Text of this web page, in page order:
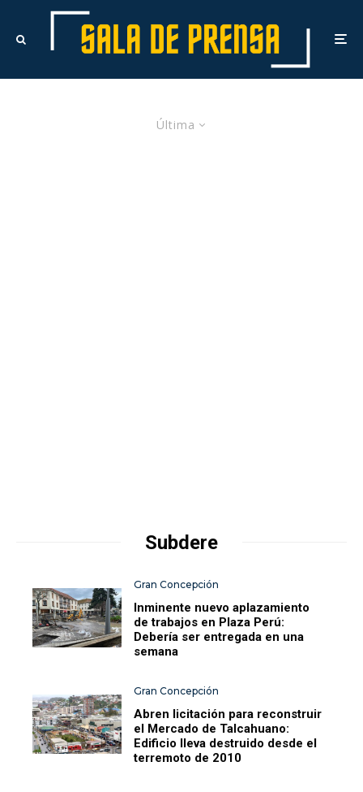
Última
Subdere
Gran Concepción
Inminente nuevo aplazamiento
de trabajos en Plaza Perú:
Debería ser entregada en una
semana
Gran Concepción
Abren licitación para reconstruir
el Mercado de Talcahuano:
Edificio lleva destruido desde el
terremoto de 2010